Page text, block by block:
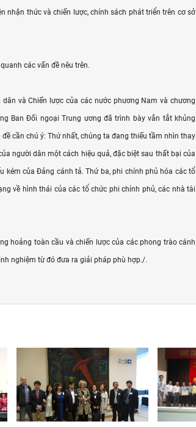
nhận thức và chiến lược, chính sách phát triển trên cơ sở
các vấn đề nêu trên.
và Chiến lược của các nước phương Nam và chương
Ban Đối ngoại Trung ương đã trình bày vắn tắt khủng
cần chú ý: Thứ nhất, chúng ta đang thiếu tầm nhìn thay
người dân một cách hiệu quả, đặc biệt sau thất bại của
kém của Đảng cánh tả. Thứ ba, phi chính phủ hóa các tổ
về hình thái của các tổ chức phi chính phủ, các nhà tài
hoảng toàn cầu và chiến lược của các phong trào cánh
nghiệm từ đó đưa ra giải pháp phù hợp./.